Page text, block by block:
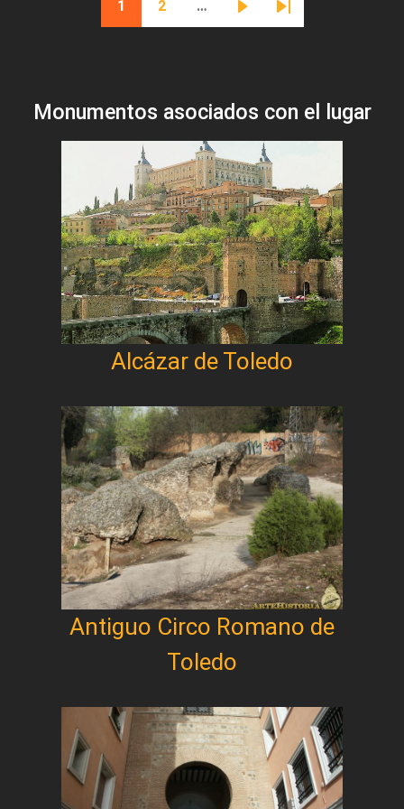
Página actual
1
Página
2 …
Siguiente página
Última página
Monumentos asociados con el lugar
Alcázar de Toledo
Antiguo Circo Romano de
Toledo